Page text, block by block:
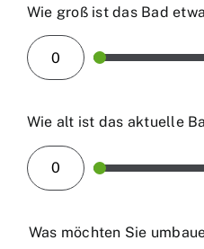
Wie groß ist das Bad
Wie alt ist das aktuelle
Was möchten Sie